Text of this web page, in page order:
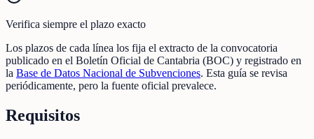
Verifica siempre el plazo exacto
Los plazos de cada línea los fija el extracto de la convocatoria
publicado en el Boletín Oficial de Cantabria (BOC) y registrado en
la Base de Datos Nacional de Subvenciones. Esta guía se revisa
periódicamente, pero la fuente oficial prevalece.
Requisitos